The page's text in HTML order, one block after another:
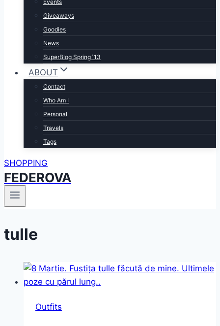
Events
Giveaways
Goodies
News
SuperBlog Spring`13
ABOUT
Contact
Who Am I
Personal
Travels
Tags
SHOPPING
FEDEROVA
tulle
Outfits